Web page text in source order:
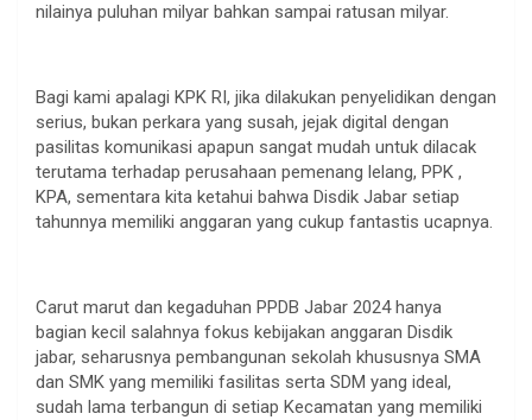
nilainya puluhan milyar bahkan sampai ratusan milyar.
Bagi kami apalagi KPK RI, jika dilakukan penyelidikan dengan
serius, bukan perkara yang susah, jejak digital dengan
pasilitas komunikasi apapun sangat mudah untuk dilacak
terutama terhadap perusahaan pemenang lelang, PPK ,
KPA, sementara kita ketahui bahwa Disdik Jabar setiap
tahunnya memiliki anggaran yang cukup fantastis ucapnya.
Carut marut dan kegaduhan PPDB Jabar 2024 hanya
bagian kecil salahnya fokus kebijakan anggaran Disdik
jabar, seharusnya pembangunan sekolah khususnya SMA
dan SMK yang memiliki fasilitas serta SDM yang ideal,
sudah lama terbangun di setiap Kecamatan yang memiliki